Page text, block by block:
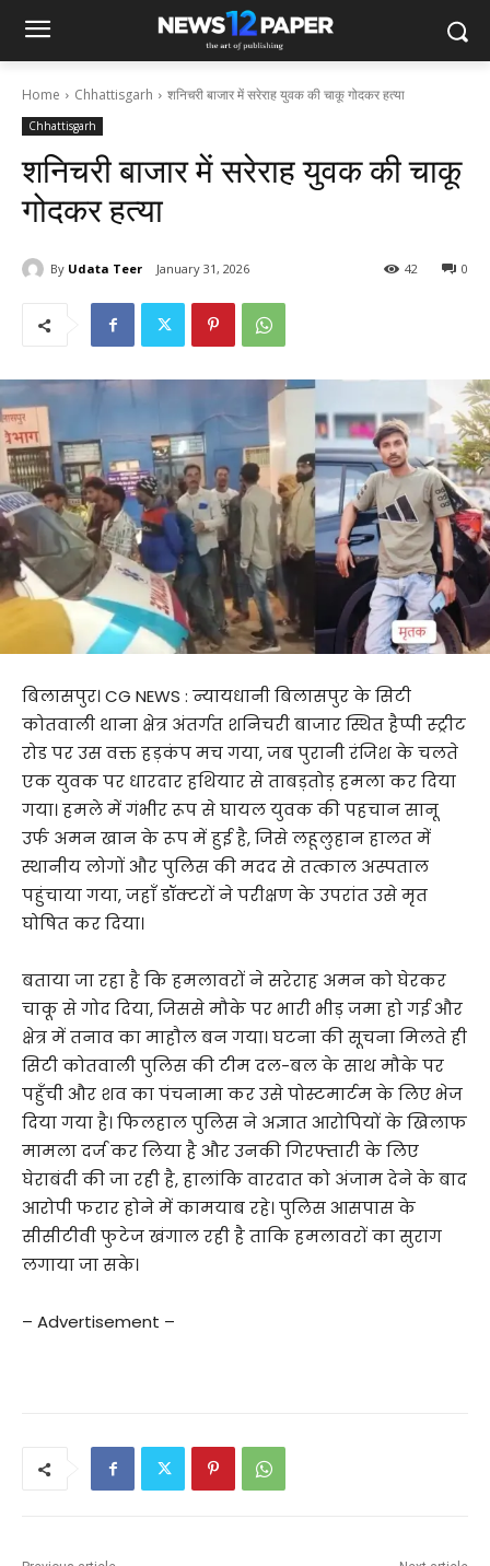
Home Chhattisgarh शनिचरी बाजार में सरेराह युवक की चाकू गोदकर हत्या
Chhattisgarh
शनिचरी बाजार में सरेराह युवक की चाकू
गोदकर हत्या
By Udata Teer January 31, 2026 0
42
बिलासपुर। CG NEWS : न्यायधानी बिलासपुर के सिटी
कोतवाली थाना क्षेत्र अंतर्गत शनिचरी बाजार स्थित हैप्पी स्ट्रीट
रोड पर उस वक्त हड़कंप मच गया, जब पुरानी रंजिश के चलते
एक युवक पर धारदार हथियार से ताबड़तोड़ हमला कर दिया
गया। हमले में गंभीर रूप से घायल युवक की पहचान सानू
उर्फ अमन खान के रूप में हुई है, जिसे लहूलुहान हालत में
स्थानीय लोगों और पुलिस की मदद से तत्काल अस्पताल
पहुंचाया गया, जहाँ डॉक्टरों ने परीक्षण के उपरांत उसे मृत
घोषित कर दिया।
बताया जा रहा है कि हमलावरों ने सरेराह अमन को घेरकर
चाकू से गोद दिया, जिससे मौके पर भारी भीड़ जमा हो गई और
क्षेत्र में तनाव का माहौल बन गया। घटना की सूचना मिलते ही
सिटी कोतवाली पुलिस की टीम दल-बल के साथ मौके पर
पहुँची और शव का पंचनामा कर उसे पोस्टमार्टम के लिए भेज
दिया गया है। फिलहाल पुलिस ने अज्ञात आरोपियों के खिलाफ
मामला दर्ज कर लिया है और उनकी गिरफ्तारी के लिए
घेराबंदी की जा रही है, हालांकि वारदात को अंजाम देने के बाद
आरोपी फरार होने में कामयाब रहे। पुलिस आसपास के
सीसीटीवी फुटेज खंगाल रही है ताकि हमलावरों का सुराग
लगाया जा सके।
– Advertisement –